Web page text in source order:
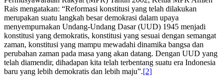
Rais mengatakan: “Reformasi konstitusi yang telah dilakukan
merupakan suatu langkah besar demokrasi dalam upaya
menyempurnakan Undang-Undang Dasar (UUD) 1945 menjadi
konstitusi yang demokratis, konstitusi yang sesuai dengan semangat
zaman, konstitusi yang mampu mewadahi dinamika bangsa dan
perubahan zaman pada masa yang akan datang. Dengan UUD yang
telah diamendir, dihadapan kita telah terbentang suatu era Indonesia
baru yang lebih demokratis dan lebih maju”.[2]